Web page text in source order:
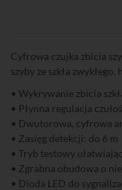
Cyfrowa czujka zbicia
szyby ze szkła
• Wykrywanie zbicia
• Płynna regulacja
• Dwutorowa, cyfrowa
• Zasięg detekcji: do 6 m
• Tryb testowy
• Zgrabna obudowa o
• Dioda LED do